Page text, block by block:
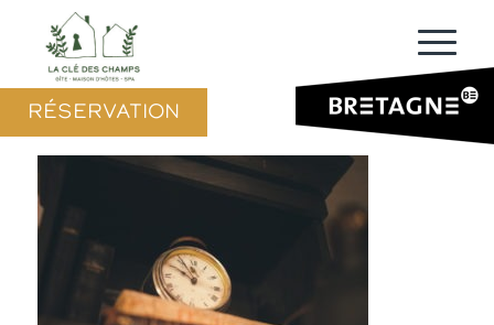
RÉSERVATION